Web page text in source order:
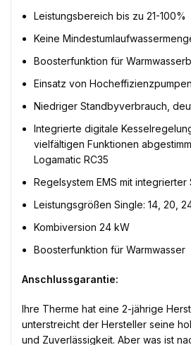
Leistungsbereich bis zu 21-100%
Keine
Boosterfunktion für
Einsatz von
Niedriger Standbyverbrauch,
Integrierte digitale
vielfältigen Funktionen
Logamatic RC35
Regelsystem EMS mit
Leistungsgrößen Single: 14, 20,
Kombiversion 24 kW
Boosterfunktion für Warmwasser
Anschlussgarantie:
Ihre Therme hat eine 2-jährige
unterstreicht der Hersteller seine
und Zuverlässigkeit. Aber was ist